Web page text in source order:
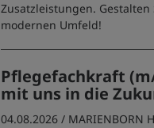
Zusatzleistungen.
modernen Umfeld!
Pflegefachkraft
mit uns in die
04.08.2026 / MARIENBORN